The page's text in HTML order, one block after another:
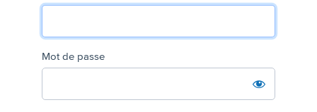
Mot de passe